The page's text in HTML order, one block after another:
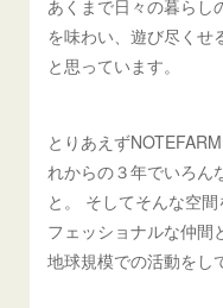
あくまで日々の暮らし
を味わい、遊び尽くせ
と思っています。
とりあえず
れからの３年でいろん
と。 そしてそんな空
フェッショナルな仲間
地球規模での活動を